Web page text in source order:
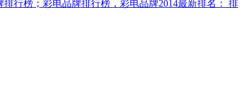
行榜；彩电品牌排行榜，彩电品牌2014最新排名： 排